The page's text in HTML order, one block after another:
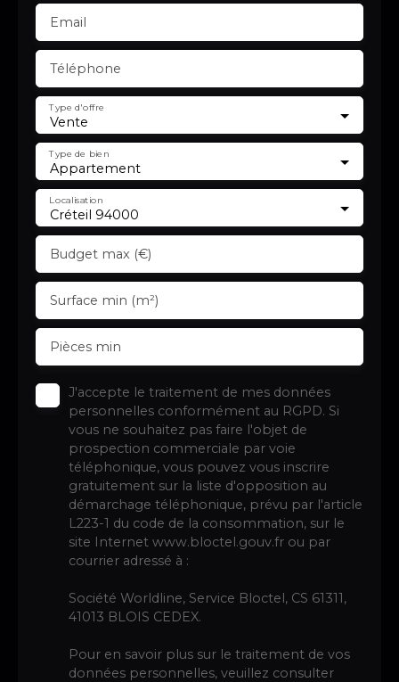
Email
Téléphone
Vente
Type d'offre
Appartement
Type de bien
Créteil 94000
Localisation
Budget max (€)
Surface min (m²)
Pièces min
J'accepte le traitement de mes données
personnelles conformément au RGPD. Si
vous ne souhaitez pas faire l'objet de
prospection commerciale par voie
téléphonique, vous pouvez vous inscrire
gratuitement sur la liste d'opposition au
démarchage téléphonique, prévu par l'article
L223-1 du code de la consommation, sur le
site Internet www.bloctel.gouv.fr ou par
courrier adressé à :
Société Worldline, Service Bloctel, CS 61311,
41013 BLOIS CEDEX.
Pour en savoir plus sur le traitement de vos
données personnelles, veuillez consulter